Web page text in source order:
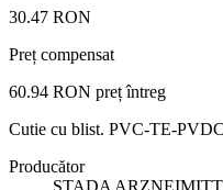
30.47 RON
Preț compensat
60.94 RON preț întreg
Cutie cu blist. PVC-TE-
Producător
STADA